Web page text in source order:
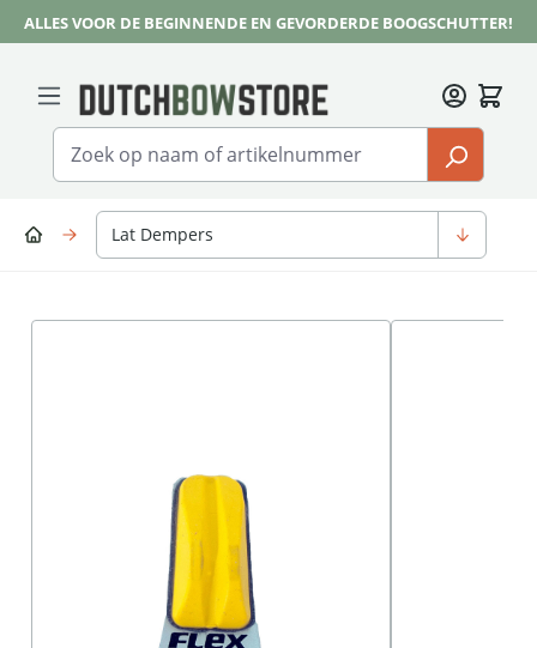
Ga naar de hoofdinhoud
ALLES VOOR DE BEGINNENDE EN GEVORDERDE BOOGSCHUTTER!
Lat Dempers
Afbeeldingengalerij overslaan